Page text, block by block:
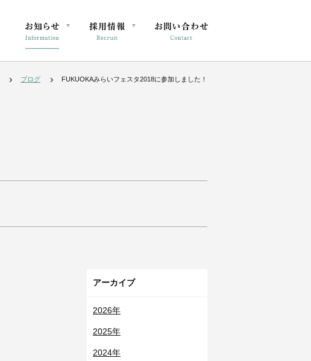
ブログ FUKUOKAみらいフェスタ2018に参加しました！
アーカイブ
2026年
2025年
2024年